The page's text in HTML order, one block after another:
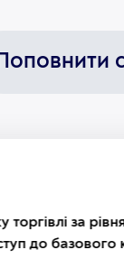
рівнями від
курсу